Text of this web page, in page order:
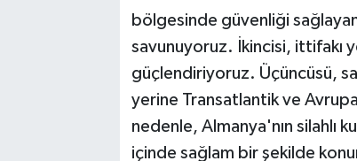
bölgesinde güvenliği
savunuyoruz. İkincisi, ittifakı
güçlendiriyoruz. Üçüncüsü,
yerine Transatlantik ve
nedenle, Almanya'nın silahlı
içinde sağlam bir şekilde